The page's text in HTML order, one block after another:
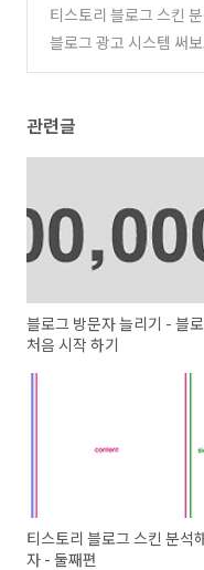
티스토리 블로그 스킨
블로그 광고 시스템 써
관련글
블로그 방문자 늘리기 - 블
처음 시작 하기
티스토리 블로그 스킨 분석
자 - 둘째편